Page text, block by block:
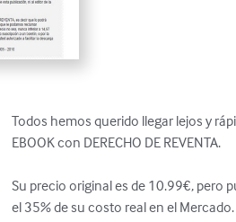
Todos hemos querido llegar lejos y
EBOOK con DERECHO DE REVENTA.
Su precio original es de 10.99€, pero
el 35% de su costo real en el Mercado.